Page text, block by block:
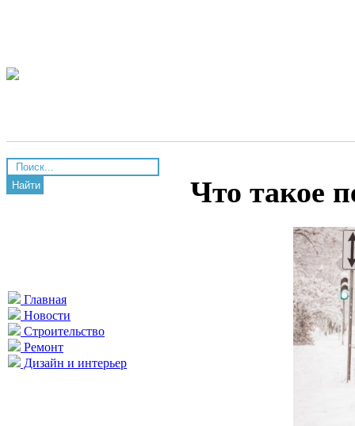
Найти
Главная
Новости
Строительство
Ремонт
Дизайн и интерьер
Что такое